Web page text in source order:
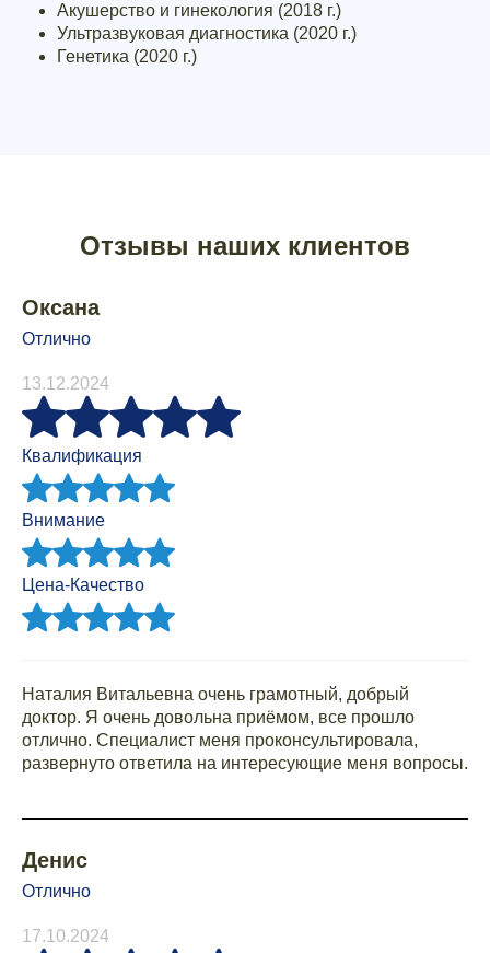
Акушерство и гинекология (2018 г.)
Ультразвуковая диагностика (2020 г.)
Генетика (2020 г.)
Отзывы наших клиентов
Оксана
Отлично
13.12.2024
Квалификация
Внимание
Цена-Качество
Наталия Витальевна очень грамотный, добрый
доктор. Я очень довольна приёмом, все прошло
отлично. Специалист меня проконсультировала,
развернуто ответила на интересующие меня вопросы.
Денис
Отлично
17.10.2024